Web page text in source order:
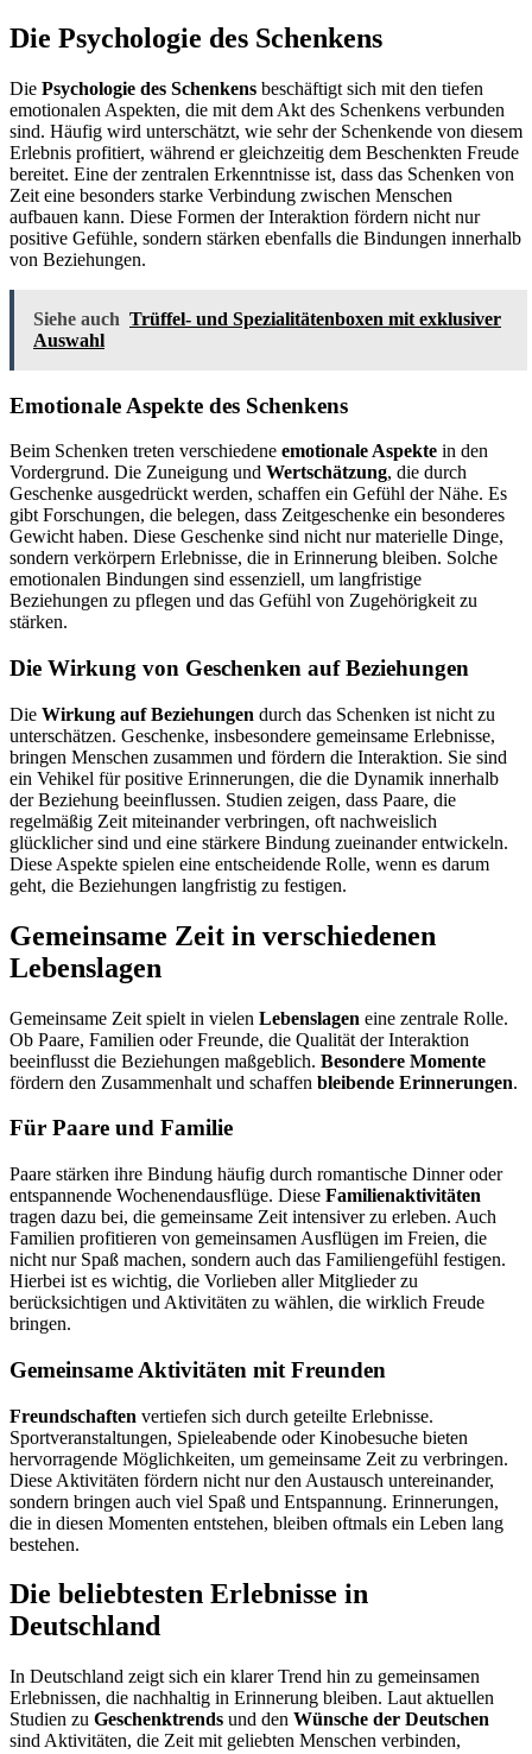
Die Psychologie des Schenkens
Die Psychologie des Schenkens beschäftigt sich mit den tiefen
emotionalen Aspekten, die mit dem Akt des Schenkens verbunden
sind. Häufig wird unterschätzt, wie sehr der Schenkende von diesem
Erlebnis profitiert, während er gleichzeitig dem Beschenkten Freude
bereitet. Eine der zentralen Erkenntnisse ist, dass das Schenken von
Zeit eine besonders starke Verbindung zwischen Menschen
aufbauen kann. Diese Formen der Interaktion fördern nicht nur
positive Gefühle, sondern stärken ebenfalls die Bindungen innerhalb
von Beziehungen.
Siehe auch Trüffel- und Spezialitätenboxen mit exklusiver
Auswahl
Emotionale Aspekte des Schenkens
Beim Schenken treten verschiedene emotionale Aspekte in den
Vordergrund. Die Zuneigung und Wertschätzung, die durch
Geschenke ausgedrückt werden, schaffen ein Gefühl der Nähe. Es
gibt Forschungen, die belegen, dass Zeitgeschenke ein besonderes
Gewicht haben. Diese Geschenke sind nicht nur materielle Dinge,
sondern verkörpern Erlebnisse, die in Erinnerung bleiben. Solche
emotionalen Bindungen sind essenziell, um langfristige
Beziehungen zu pflegen und das Gefühl von Zugehörigkeit zu
stärken.
Die Wirkung von Geschenken auf Beziehungen
Die Wirkung auf Beziehungen durch das Schenken ist nicht zu
unterschätzen. Geschenke, insbesondere gemeinsame Erlebnisse,
bringen Menschen zusammen und fördern die Interaktion. Sie sind
ein Vehikel für positive Erinnerungen, die die Dynamik innerhalb
der Beziehung beeinflussen. Studien zeigen, dass Paare, die
regelmäßig Zeit miteinander verbringen, oft nachweislich
glücklicher sind und eine stärkere Bindung zueinander entwickeln.
Diese Aspekte spielen eine entscheidende Rolle, wenn es darum
geht, die Beziehungen langfristig zu festigen.
Gemeinsame Zeit in verschiedenen
Lebenslagen
Gemeinsame Zeit spielt in vielen Lebenslagen eine zentrale Rolle.
Ob Paare, Familien oder Freunde, die Qualität der Interaktion
beeinflusst die Beziehungen maßgeblich. Besondere Momente
fördern den Zusammenhalt und schaffen bleibende Erinnerungen.
Für Paare und Familie
Paare stärken ihre Bindung häufig durch romantische Dinner oder
entspannende Wochenendausflüge. Diese Familienaktivitäten
tragen dazu bei, die gemeinsame Zeit intensiver zu erleben. Auch
Familien profitieren von gemeinsamen Ausflügen im Freien, die
nicht nur Spaß machen, sondern auch das Familiengefühl festigen.
Hierbei ist es wichtig, die Vorlieben aller Mitglieder zu
berücksichtigen und Aktivitäten zu wählen, die wirklich Freude
bringen.
Gemeinsame Aktivitäten mit Freunden
Freundschaften vertiefen sich durch geteilte Erlebnisse.
Sportveranstaltungen, Spieleabende oder Kinobesuche bieten
hervorragende Möglichkeiten, um gemeinsame Zeit zu verbringen.
Diese Aktivitäten fördern nicht nur den Austausch untereinander,
sondern bringen auch viel Spaß und Entspannung. Erinnerungen,
die in diesen Momenten entstehen, bleiben oftmals ein Leben lang
bestehen.
Die beliebtesten Erlebnisse in
Deutschland
In Deutschland zeigt sich ein klarer Trend hin zu gemeinsamen
Erlebnissen, die nachhaltig in Erinnerung bleiben. Laut aktuellen
Studien zu Geschenktrends und den Wünsche der Deutschen
sind Aktivitäten, die Zeit mit geliebten Menschen verbinden,